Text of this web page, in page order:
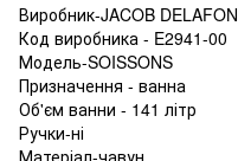
Виробник-JACOB DELAFON
Код виробника - E2941-00
Модель-SOISSONS
Призначення - ванна
Об'єм ванни - 141 літр
Ручки-ні
Матеріал-чавун